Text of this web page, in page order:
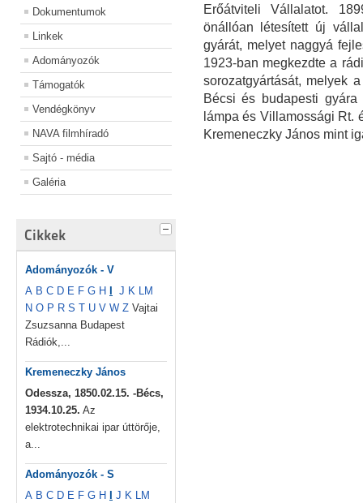
Dokumentumok
Linkek
Adományozók
Támogatók
Vendégkönyv
NAVA filmhíradó
Sajtó - média
Galéria
Cikkek
Adományozók - V
A B C D E F G H J K LM
N O P R S T U V W Z Vajtai
Zsuzsanna Budapest
Rádiók,...
Kremeneczky János
Odessza, 1850.02.15. -Bécs,
1934.10.25. Az
elektrotechnikai ipar úttörője,
a...
Adományozók - S
A B C D E F G H J K LM
Erőátviteli Vállalatot.
önállóan létesített új
gyárát, melyet naggyá
1923-ban megkezdte a
sorozatgyártását, melyek
Bécsi és budapesti
lámpa és Villamossági Rt.
Kremeneczky János mint